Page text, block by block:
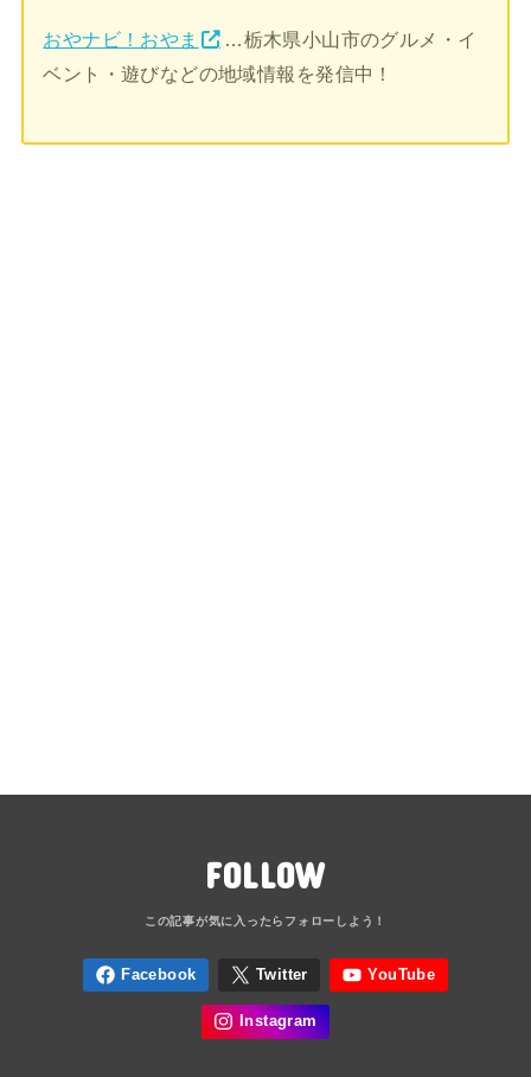
おやナビ！おやま
…栃木県小山市のグルメ・イ
ベント・遊びなどの地域情報を発信中！
FOLLOW